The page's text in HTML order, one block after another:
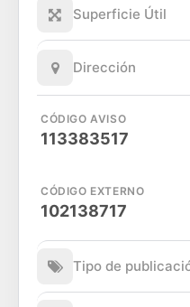
Superficie Útil
Dirección
CÓDIGO AVISO
113383517
CÓDIGO EXTERNO
102138717
Tipo de